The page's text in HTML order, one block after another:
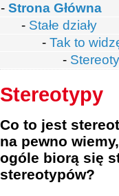
- Strona Główna
- Stałe działy
- Tak to
-
Stereotypy
Co to jest
na pewno
ogóle biorą się
stereotypów?